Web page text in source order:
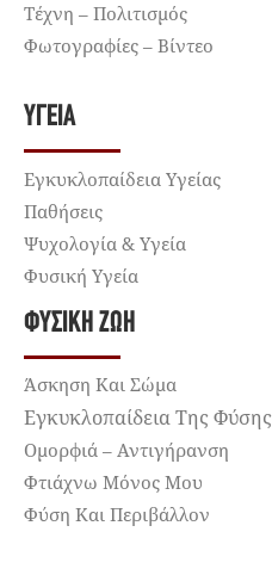
Τέχνη – Πολιτισμός
Φωτογραφίες – Βίντεο
ΥΓΕΊΑ
Εγκυκλοπαίδεια Υγείας
Παθήσεις
Ψυχολογία & Υγεία
Φυσική Υγεία
ΦΥΣΙΚΉ ΖΩΉ
Άσκηση Και Σώμα
Εγκυκλοπαίδεια Της Φύσης
Ομορφιά – Αντιγήρανση
Φτιάχνω Μόνος Μου
Φύση Και Περιβάλλον